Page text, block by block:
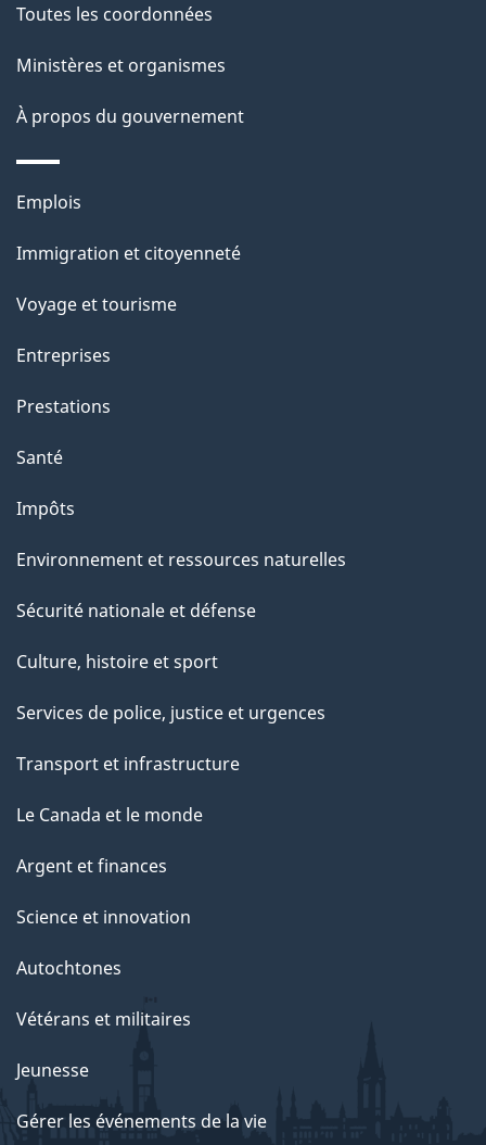
p
a
g
e
Toutes les coordonnées
Ministères et organismes
À propos du gouvernement
Thèmes
sujets
Emplois
Immigration et citoyenneté
Voyage et tourisme
Entreprises
Prestations
Santé
Impôts
Environnement et ressources naturelles
Sécurité nationale et défense
Culture, histoire et sport
Services de police, justice et urgences
Transport et infrastructure
Le Canada et le monde
Argent et finances
Science et innovation
Autochtones
Vétérans et militaires
Jeunesse
Gérer les événements de la vie